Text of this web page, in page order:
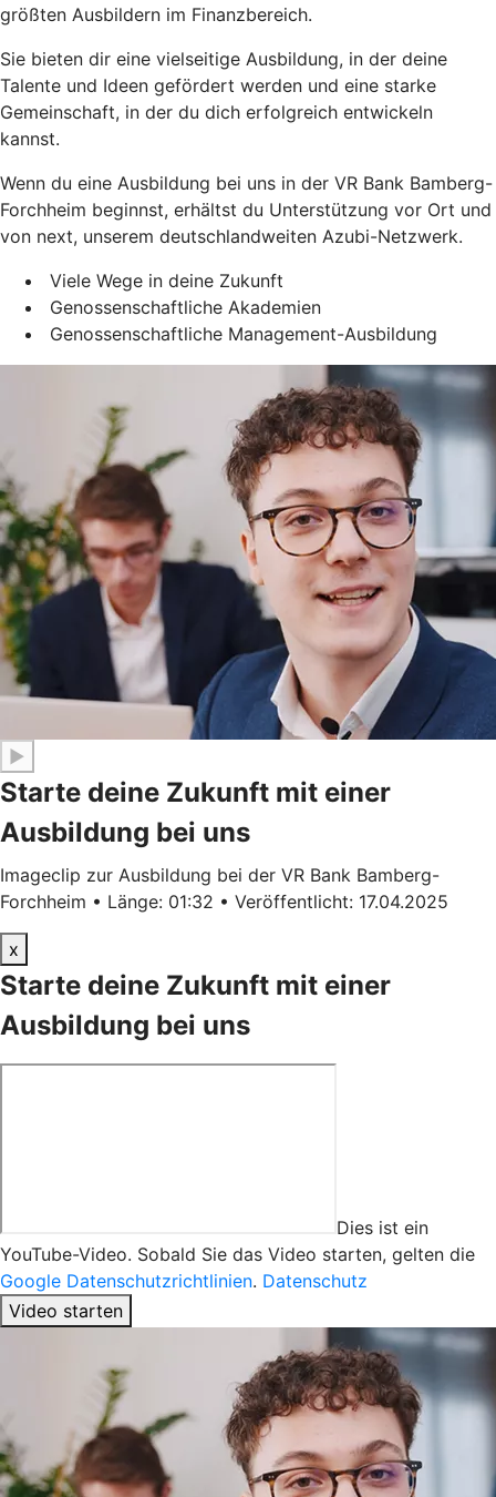
größten Ausbildern im Finanzbereich.
Sie bieten dir eine vielseitige Ausbildung, in der deine
Talente und Ideen gefördert werden und eine starke
Gemeinschaft, in der du dich erfolgreich entwickeln
kannst.
Wenn du eine Ausbildung bei uns in der VR Bank Bamberg-
Forchheim beginnst, erhältst du Unterstützung vor Ort und
von next, unserem deutschlandweiten Azubi-Netzwerk.
Viele Wege in deine Zukunft
Genossenschaftliche Akademien
Genossenschaftliche Management-Ausbildung
▶
Starte deine Zukunft mit einer
Ausbildung bei uns
Imageclip zur Ausbildung bei der VR Bank Bamberg-
Forchheim • Länge: 01:32 • Veröffentlicht: 17.04.2025
x
Starte deine Zukunft mit einer
Ausbildung bei uns
Dies ist ein
YouTube-Video. Sobald Sie das Video starten, gelten die
Google Datenschutzrichtlinien. Datenschutz
Video starten